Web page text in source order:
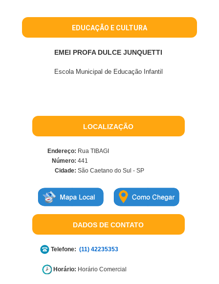
EDUCAÇÃO E CULTURA
EMEI PROFA DULCE JUNQUETTI
Escola Municipal de Educação Infantil
LOCALIZAÇÃO
Endereço: Rua TIBAGI
Número: 441
Cidade: São Caetano do Sul - SP
DADOS DE CONTATO
Telefone: (11) 42235353
Horário: Horário Comercial